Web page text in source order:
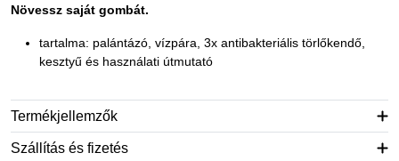
Növessz saját gombát.
tartalma: palántázó, vízpára, 3x antibakteriális törlőkendő,
kesztyű és használati útmutató
Termékjellemzők
Szállítás és fizetés